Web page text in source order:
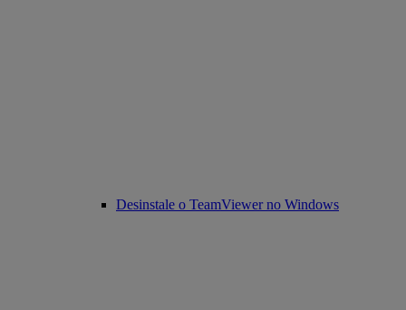
Desinstale o TeamViewer no Windows